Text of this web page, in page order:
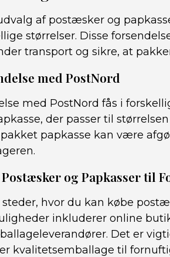
af postæsker og
størrelser. Disse
transport og sikre, at
med PostNord
med PostNord fås i
der passer til
papkasse kan være
og Papkasser til
hvor du kan købe
inkluderer online
Det er
kvalitetsemballage til